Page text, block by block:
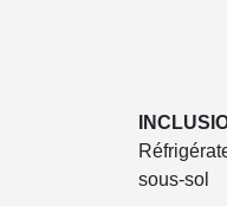
sous-sol